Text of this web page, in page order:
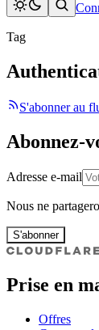
Tag
S'abonner au
Abonnez-
Adresse e-mail
Nous ne
S'abonner
Prise en
Offres